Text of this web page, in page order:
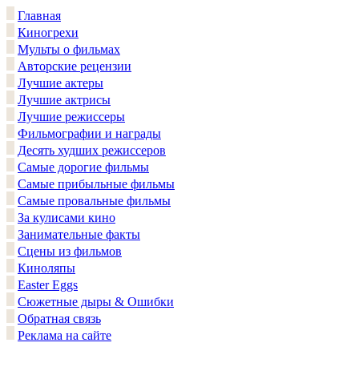
Главная
Киногрехи
Мульты о фильмах
Авторские рецензии
Лучшие актеры
Лучшие актрисы
Лучшие режиссеры
Фильмографии и награды
Десять худших режиссеров
Самые дорогие фильмы
Самые прибыльные фильмы
Самые провальные фильмы
За кулисами кино
Занимательные факты
Сцены из фильмов
Киноляпы
Easter Eggs
Сюжетные дыры & Ошибки
Обратная связь
Реклама на сайте